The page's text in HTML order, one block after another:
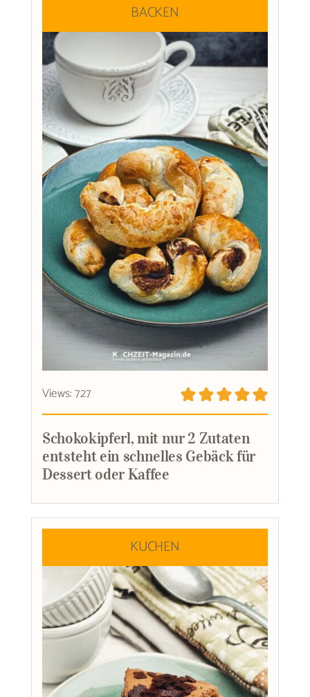
BACKEN
Views: 727
Schokokipferl, mit nur 2 Zutaten
entsteht ein schnelles Gebäck für
Dessert oder Kaffee
KUCHEN